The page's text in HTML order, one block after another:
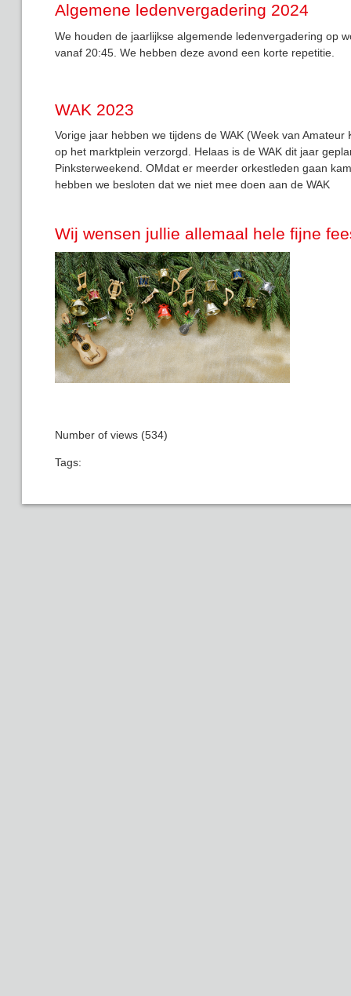
Algemene ledenvergadering 2024
We houden de jaarlijkse algemende ledenvergadering op
vanaf 20:45. We hebben deze avond een korte repetitie.
WAK 2023
Vorige jaar hebben we tijdens de WAK (Week van Amateur
op het marktplein verzorgd. Helaas is de WAK dit jaar
Pinksterweekend. OMdat er meerder orkestleden gaan
hebben we besloten dat we niet mee doen aan de WAK
Wij wensen jullie allemaal hele fijne
Number of views (534)
Tags: